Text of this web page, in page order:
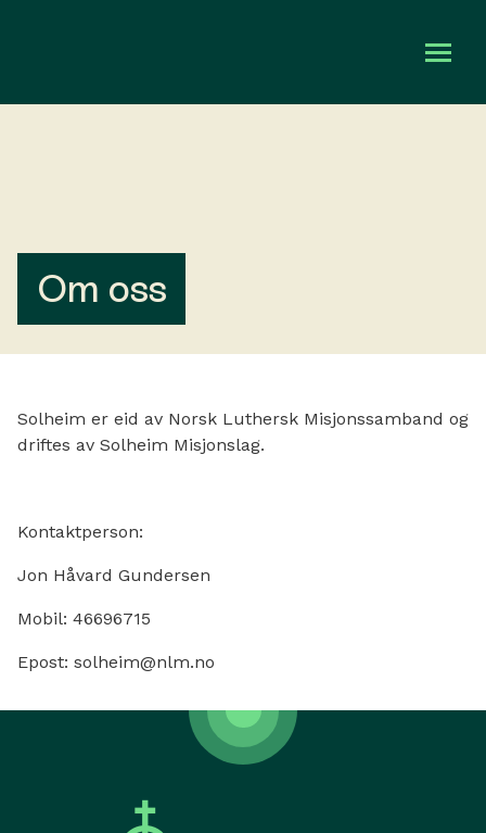
Utleie
Om oss
Solheim er eid av Norsk Luthersk Misjonssamband og
driftes av Solheim Misjonslag.
Kontaktperson:
Jon Håvard Gundersen
Mobil: 46696715
Epost: solheim@nlm.no